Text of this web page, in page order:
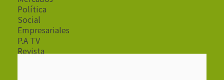
Política
Social
Empresariales
P.A TV
Revista